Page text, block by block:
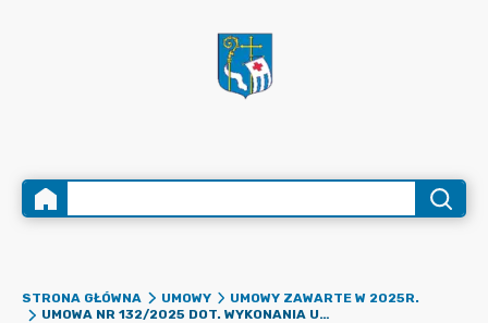
STRONA GŁÓWNA UMOWY
UMOWY ZAWARTE W 2025R.
UMOWA NR 132/2025 DOT. WYKONANIA UZUPEŁNIENIA INSTALACJI ELEKTRYCZNEJ I NISKOPRĄDOWEJ W KAMIENICY PRZY UL. RYNEK 23